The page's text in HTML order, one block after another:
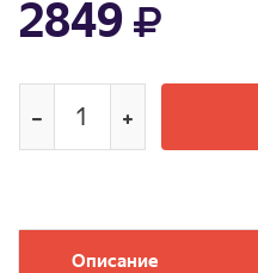
2849
Описание